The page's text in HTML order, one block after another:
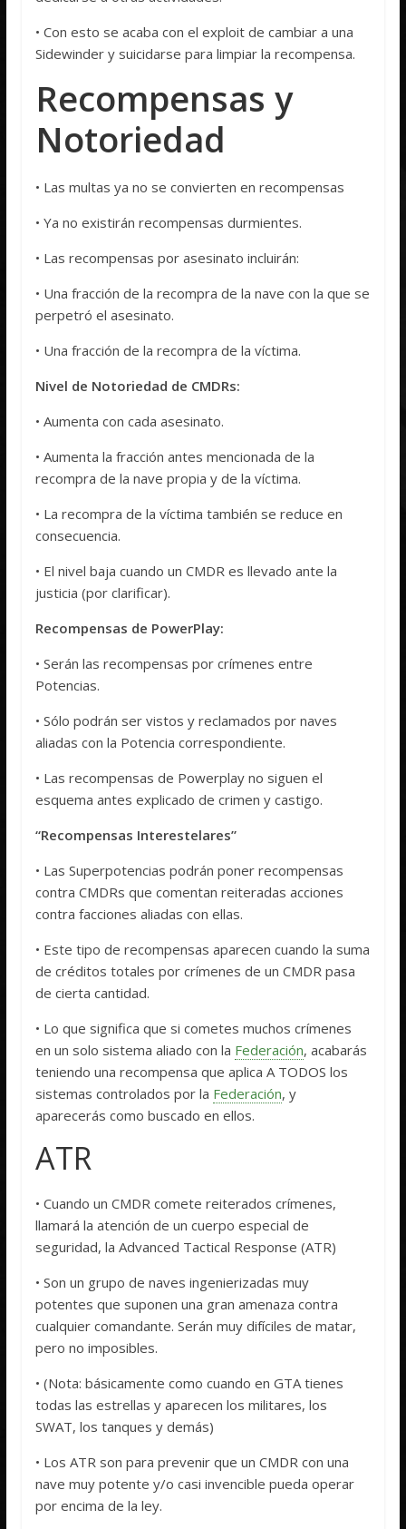
• Con esto se acaba con el exploit de cambiar a una
Sidewinder y suicidarse para limpiar la recompensa.
Recompensas y
Notoriedad
• Las multas ya no se convierten en recompensas
• Ya no existirán recompensas durmientes.
• Las recompensas por asesinato incluirán:
• Una fracción de la recompra de la nave con la que se
perpetró el asesinato.
• Una fracción de la recompra de la víctima.
Nivel de Notoriedad de CMDRs:
• Aumenta con cada asesinato.
• Aumenta la fracción antes mencionada de la
recompra de la nave propia y de la víctima.
• La recompra de la víctima también se reduce en
consecuencia.
• El nivel baja cuando un CMDR es llevado ante la
justicia (por clarificar).
Recompensas de PowerPlay:
• Serán las recompensas por crímenes entre
Potencias.
• Sólo podrán ser vistos y reclamados por naves
aliadas con la Potencia correspondiente.
• Las recompensas de Powerplay no siguen el
esquema antes explicado de crimen y castigo.
“Recompensas Interestelares”
• Las Superpotencias podrán poner recompensas
contra CMDRs que comentan reiteradas acciones
contra facciones aliadas con ellas.
• Este tipo de recompensas aparecen cuando la suma
de créditos totales por crímenes de un CMDR pasa
de cierta cantidad.
• Lo que significa que si cometes muchos crímenes
en un solo sistema aliado con la Federación, acabarás
teniendo una recompensa que aplica A TODOS los
sistemas controlados por la Federación, y
aparecerás como buscado en ellos.
ATR
• Cuando un CMDR comete reiterados crímenes,
llamará la atención de un cuerpo especial de
seguridad, la Advanced Tactical Response (ATR)
• Son un grupo de naves ingenierizadas muy
potentes que suponen una gran amenaza contra
cualquier comandante. Serán muy difíciles de matar,
pero no imposibles.
• (Nota: básicamente como cuando en GTA tienes
todas las estrellas y aparecen los militares, los
SWAT, los tanques y demás)
• Los ATR son para prevenir que un CMDR con una
nave muy potente y/o casi invencible pueda operar
por encima de la ley.